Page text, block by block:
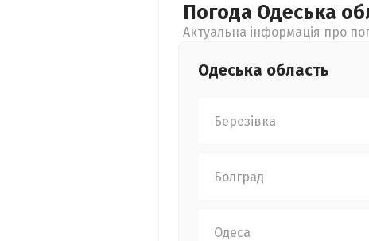
Погода Одеська
Актуальна інформація про
Одеська область
Березівка
Болград
Одеса